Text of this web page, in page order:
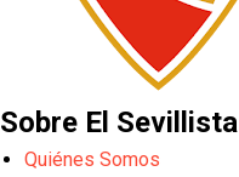
Sobre El Sevillista
Quiénes Somos